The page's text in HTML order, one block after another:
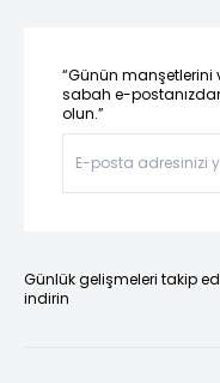
“Günün manşetlerini
sabah e-
olun.”
Günlük gelişmeleri takip
indirin